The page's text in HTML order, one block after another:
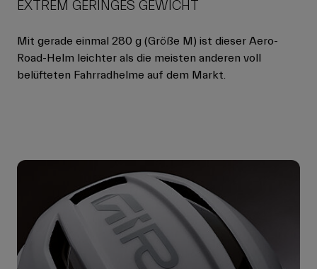
EXTREM GERINGES GEWICHT
Mit gerade einmal 280 g (Größe M) ist dieser Aero-
Road-Helm leichter als die meisten anderen voll
belüfteten Fahrradhelme auf dem Markt.